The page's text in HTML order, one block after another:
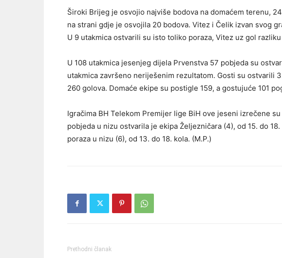
Široki Brijeg je osvojio najviše bodova na domaćem terenu,
na strani gdje je osvojila 20 bodova. Vitez i Čelik izvan svog
U 9 utakmica ostvarili su isto toliko poraza, Vitez uz gol
U 108 utakmica jesenjeg dijela Prvenstva 57 pobjeda su
utakmica završeno neriješenim rezultatom. Gosti su ostvarili
260 golova. Domaće ekipe su postigle 159, a gostujuće 101
Igračima BH Telekom Premijer lige BiH ove jeseni izrečene
pobjeda u nizu ostvarila je ekipa Željezničara (4), od 15. do
poraza u nizu (6), od 13. do 18. kola. (M.P.)
Prethodni članak